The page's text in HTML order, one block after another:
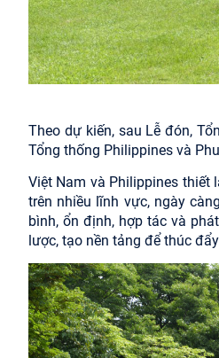
Theo dự kiến, sau Lễ đón,
Tổng thống Philippines và
Việt Nam và Philippines thiết
trên nhiều lĩnh vực, ngày
bình, ổn định, hợp tác và
lược, tạo nền tảng để thúc